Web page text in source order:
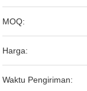
MOQ:
Harga:
Waktu Pengiriman: